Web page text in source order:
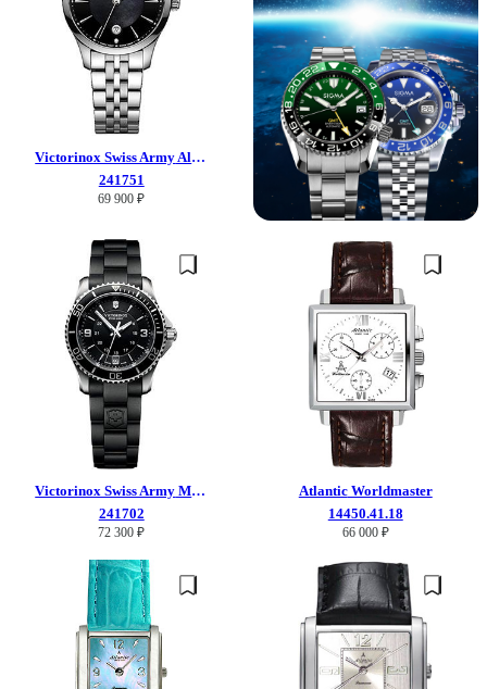
Victorinox Swiss ArmyAlliance
241751
69 900 ₽
Victorinox Swiss Army Maverick Small
241702
72 300 ₽
AtlanticWorldmaster
14450.41.18
66 000 ₽